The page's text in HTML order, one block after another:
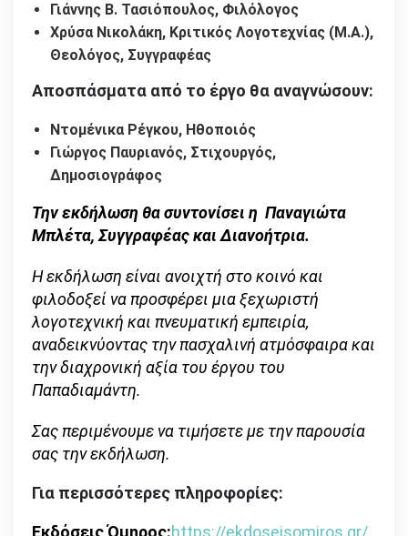
Γιάννης Β. Τασιόπουλος, Φιλόλογος
Χρύσα Νικολάκη, Κριτικός Λογοτεχνίας (Μ.Α.),
Θεολόγος, Συγγραφέας
Αποσπάσματα από το έργο θα αναγνώσουν:
Ντομένικα Ρέγκου, Ηθοποιός
Γιώργος Παυριανός, Στιχουργός,
Δημοσιογράφος
Την εκδήλωση θα συντονίσει η Παναγιώτα
Μπλέτα, Συγγραφέας και Διανοήτρια.
Η εκδήλωση είναι ανοιχτή στο κοινό και
φιλοδοξεί να προσφέρει μια ξεχωριστή
λογοτεχνική και πνευματική εμπειρία,
αναδεικνύοντας την πασχαλινή ατμόσφαιρα και
την διαχρονική αξία του έργου του
Παπαδιαμάντη.
Σας περιμένουμε να τιμήσετε με την παρουσία
σας την εκδήλωση.
Για περισσότερες πληροφορίες: